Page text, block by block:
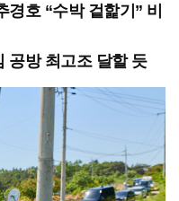
호 “수박 겉핥기” 비
공방 최고조 달할 듯